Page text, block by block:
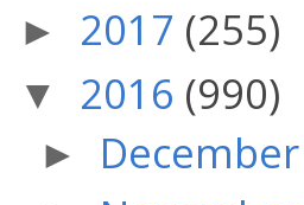
► 2017 (255)
▼ 2016 (990)
► December